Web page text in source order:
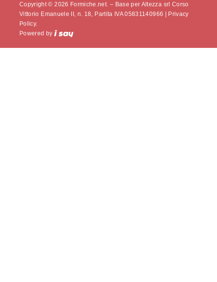
Copyright © 2026 Formiche.net. – Base per Altezza srl Corso
Vittorio Emanuele II, n. 18, Partita IVA 05831140966 | Privacy
Policy.
Powered by